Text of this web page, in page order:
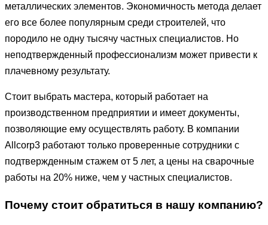
металлических элементов. Экономичность метода делает
его все более популярным среди строителей, что
породило не одну тысячу частных специалистов. Но
неподтвержденный профессионализм может привести к
плачевному результату.
Стоит выбрать мастера, который работает на
производственном предприятии и имеет документы,
позволяющие ему осуществлять работу. В компании
Allcorp3 работают только проверенные сотрудники с
подтвержденным стажем от 5 лет, а цены на сварочные
работы на 20% ниже, чем у частных специалистов.
Почему стоит обратиться в нашу компанию?